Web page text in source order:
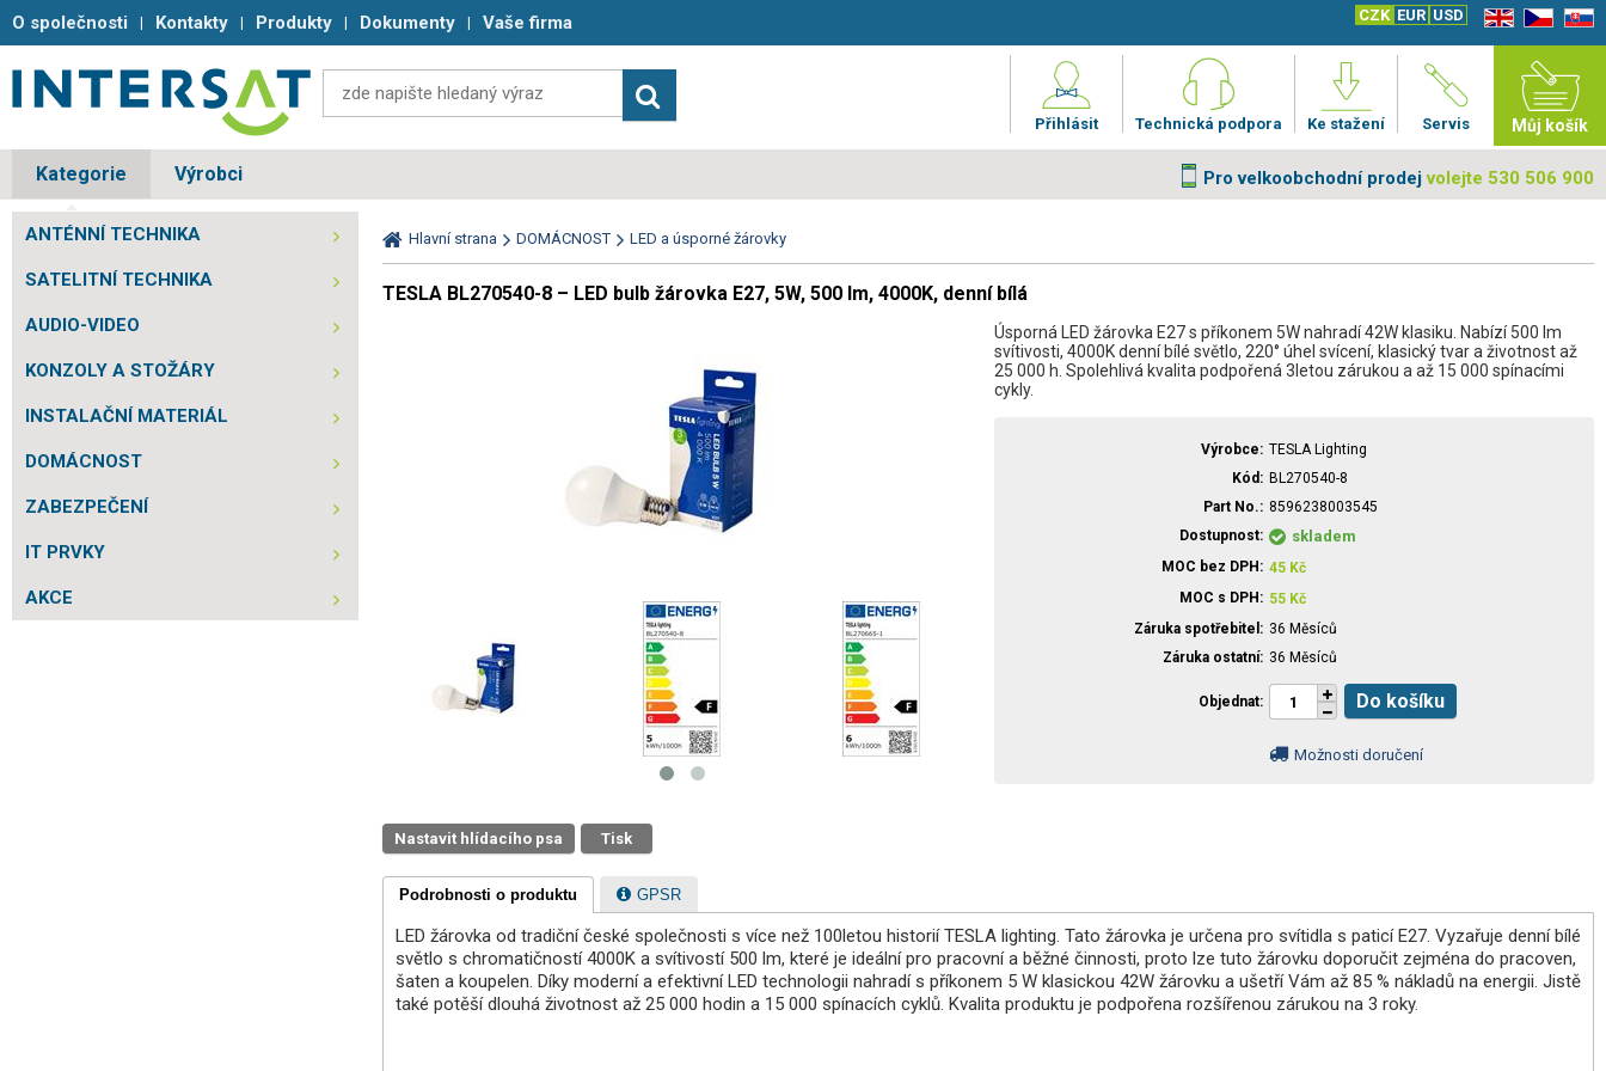
O společnosti Kontakty Produkty Dokumenty Vaše firma EN CZ SK
CZK EUR USD
Můj košík
Servis
Ke stažení
Technická podpora
Přihlásit
Kategorie Výrobci Pro velkoobchodní prodejvolejte 530 506 900
ANTÉNNÍ TECHNIKA
SATELITNÍ TECHNIKA
AUDIO-VIDEO
KONZOLY A STOŽÁRY
INSTALAČNÍ MATERIÁL
DOMÁCNOST
ZABEZPEČENÍ
IT PRVKY
AKCE
Hlavní strana DOMÁCNOST LED a úsporné žárovky
TESLA BL270540-8 – LED bulb žárovka E27, 5W, 500 lm, 4000K, denní bílá
Úsporná LED žárovka E27 s příkonem 5W nahradí 42W klasiku. Nabízí 500 lm
svítivosti, 4000K denní bílé světlo, 220° úhel svícení, klasický tvar a životnost až
25 000 h. Spolehlivá kvalita podpořená 3letou zárukou a až 15 000 spínacími
cykly.
Výrobce
TESLA Lighting
Kód
BL270540-8
Part No.
8596238003545
Dostupnost
skladem
MOC bez DPH 45 Kč
MOC s DPH
55 Kč
Záruka spotřebitel
36 Měsíců
Záruka ostatní
36 Měsíců
Objednat Do košíku
Možnosti doručení
Nastavit hlídacího psa Tisk
Podrobnosti o produktu GPSR
LED žárovka od tradiční české společnosti s více než 100letou historií TESLA lighting. Tato žárovka je určena pro svítidla s paticí E27. Vyzařuje denní bílé
světlo s chromatičností 4000K a svítivostí 500 lm, které je ideální pro pracovní a běžné činnosti, proto lze tuto žárovku doporučit zejména do pracoven,
šaten a koupelen. Díky moderní a efektivní LED technologii nahradí s příkonem 5 W klasickou 42W žárovku a ušetří Vám až 85 % nákladů na energii. Jistě
také potěší dlouhá životnost až 25 000 hodin a 15 000 spínacích cyklů. Kvalita produktu je podpořena rozšířenou zárukou na 3 roky.